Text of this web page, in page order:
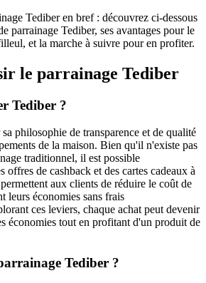
Tediber en bref : découvrez ci-dessous
parrainage Tediber, ses avantages pour le
et la marche à suivre pour en profiter.
le parrainage Tediber
Tediber ?
philosophie de transparence et de qualité
de la maison. Bien qu'il n'existe pas
traditionnel, il est possible
offres de cashback et des cartes cadeaux à
aux clients de réduire le coût de
leurs économies sans frais
ces leviers, chaque achat peut devenir
économies tout en profitant d'un produit de
Tediber ?